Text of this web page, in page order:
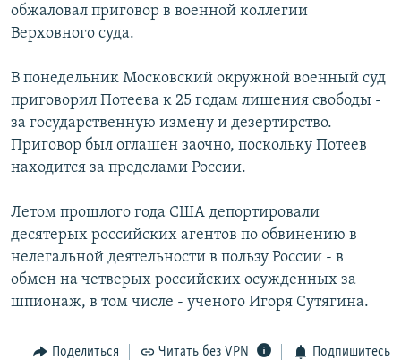
СИБИРЬ.РЕАЛИИ
РАСПИСАНИЕ ВЕЩАНИЯ
ПОДПИШИТЕСЬ НА РАССЫЛКУ
СОЦИАЛЬНЫЕ СЕТИ
Все сайты РСЕ/РС
обжаловал приговор в военной коллегии
Верховного суда.
В понедельник Московский окружной военный суд
приговорил Потеева к 25 годам лишения свободы -
за государственную измену и дезертирство.
Приговор был оглашен заочно, поскольку Потеев
находится за пределами России.
Летом прошлого года США депортировали
десятерых российских агентов по обвинению в
нелегальной деятельности в пользу России - в
обмен на четверых российских осужденных за
шпионаж, в том числе - ученого Игоря Сутягина.
Поделиться Читать без VPN Подпишитесь